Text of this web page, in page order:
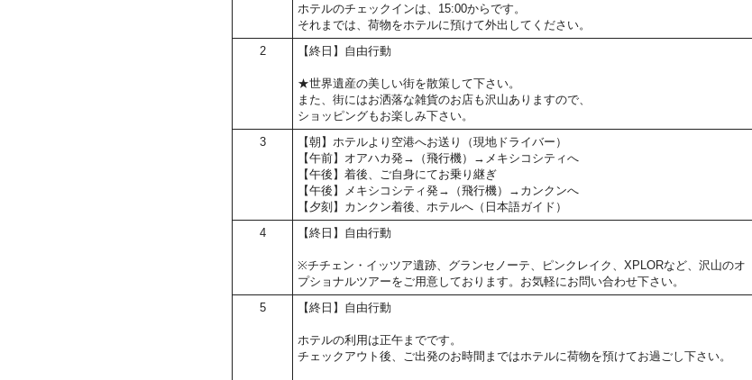
ホテルのチェックインは、15:00からです。
それまでは、荷物をホテルに預けて外出してください。
2 【終日】自由行動
★世界遺産の美しい街を散策して下さい。
また、街にはお洒落な雑貨のお店も沢山ありますので、
ショッピングもお楽しみ下さい。
3
【朝】ホテルより空港へお送り（現地ドライバー）
【午前】オアハカ発→（飛行機）→メキシコシティへ
【午後】着後、ご自身にてお乗り継ぎ
【午後】メキシコシティ発→（飛行機）→カンクンへ
【夕刻】カンクン着後、ホテルへ（日本語ガイド）
4 【終日】自由行動
※チチェン・イッツア遺跡、グランセノーテ、ピンクレイク、XPLORなど、沢山のオ
プショナルツアーをご用意しております。お気軽にお問い合わせ下さい。
5 【終日】自由行動
ホテルの利用は正午までです。
チェックアウト後、ご出発のお時間まではホテルに荷物を預けてお過ごし下さい。